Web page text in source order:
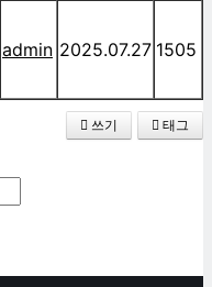
admin 2025.07.27 1505
쓰기 태그